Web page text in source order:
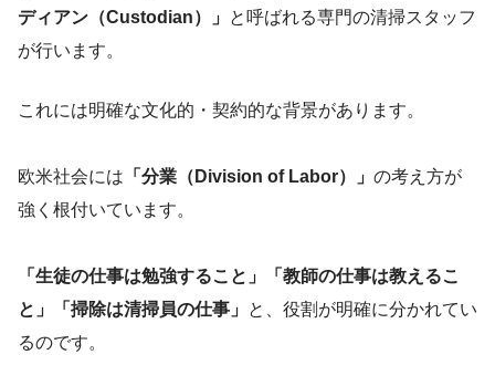
ディアン（Custodian）」 と呼ばれる専門の清掃スタッフ
が行います。
これには明確な文化的・契約的な背景があります。
欧米社会には 「分業（Division of Labor）」 の考え方が
強く根付いています。
「生徒の仕事は勉強すること」「教師の仕事は教えるこ
と」「掃除は清掃員の仕事」 と、役割が明確に分かれてい
るのです。